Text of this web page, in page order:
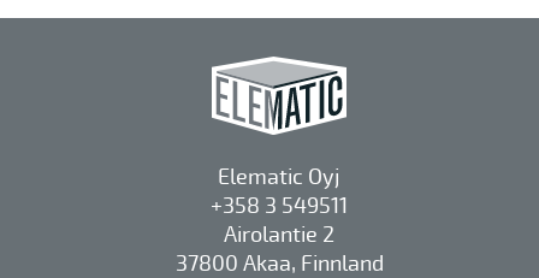
Elematic Oyj
+358 3 549511
Airolantie 2
37800 Akaa, Finnland